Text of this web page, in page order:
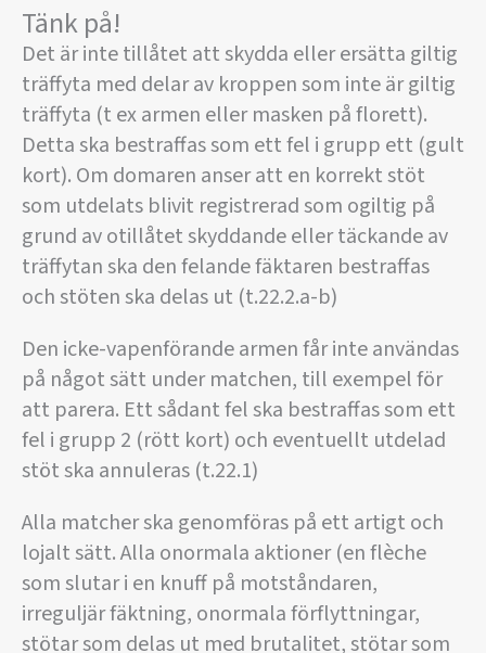
Tänk på!
Det är inte tillåtet att skydda eller ersätta giltig
träffyta med delar av kroppen som inte är giltig
träffyta (t ex armen eller masken på florett).
Detta ska bestraffas som ett fel i grupp ett (gult
kort). Om domaren anser att en korrekt stöt
som utdelats blivit registrerad som ogiltig på
grund av otillåtet skyddande eller täckande av
träffytan ska den felande fäktaren bestraffas
och stöten ska delas ut (t.22.2.a-b)
Den icke-vapenförande armen får inte användas
på något sätt under matchen, till exempel för
att parera. Ett sådant fel ska bestraffas som ett
fel i grupp 2 (rött kort) och eventuellt utdelad
stöt ska annuleras (t.22.1)
Alla matcher ska genomföras på ett artigt och
lojalt sätt. Alla onormala aktioner (en flèche
som slutar i en knuff på motståndaren,
irreguljär fäktning, onormala förflyttningar,
stötar som delas ut med brutalitet, stötar som